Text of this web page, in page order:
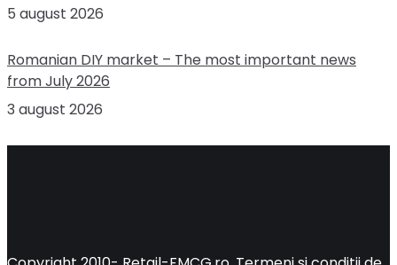
5 august 2026
Romanian DIY market – The most important news
from July 2026
3 august 2026